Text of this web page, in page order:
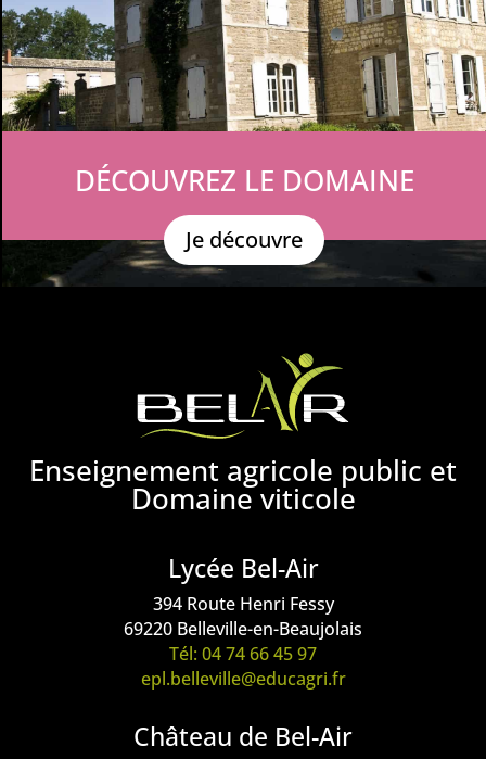
DÉCOUVREZ LE DOMAINE
Je découvre
Enseignement agricole public et
Domaine viticole
Lycée Bel-Air
394 Route Henri Fessy
69220 Belleville-en-Beaujolais
Tél: 04 74 66 45 97
epl.belleville@educagri.fr
Château de Bel-Air